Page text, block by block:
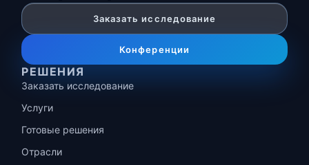
Заказать исследование
Конференции
РЕШЕНИЯ
Заказать исследование
Услуги
Готовые решения
Отрасли